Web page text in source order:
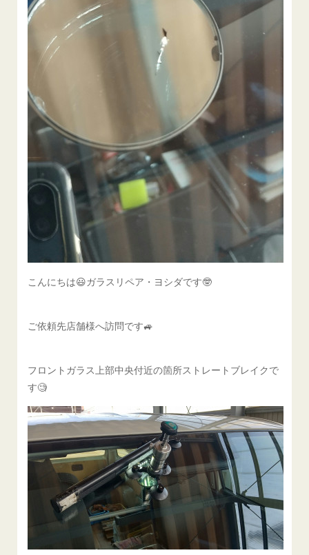
こんにちは😃ガラスリペア・ヨシダです🤓
ご依頼先店舗様へ訪問です🚙
フロントガラス上部中央付近の箇所ストレートブレイクで
す🧐